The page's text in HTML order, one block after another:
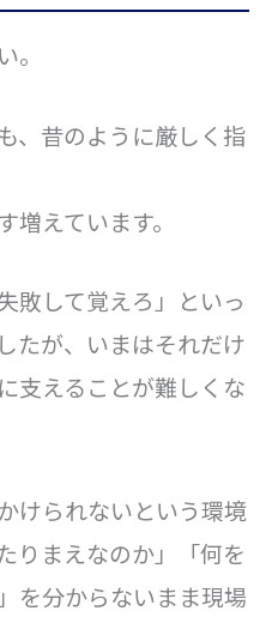
。
、昔のように厳しく指
えています。
敗して覚えろ」といっ
たが、いまはそれだけ
支えることが難しくな
けられないという環境
りまえなのか」「何を
を分からないまま現場